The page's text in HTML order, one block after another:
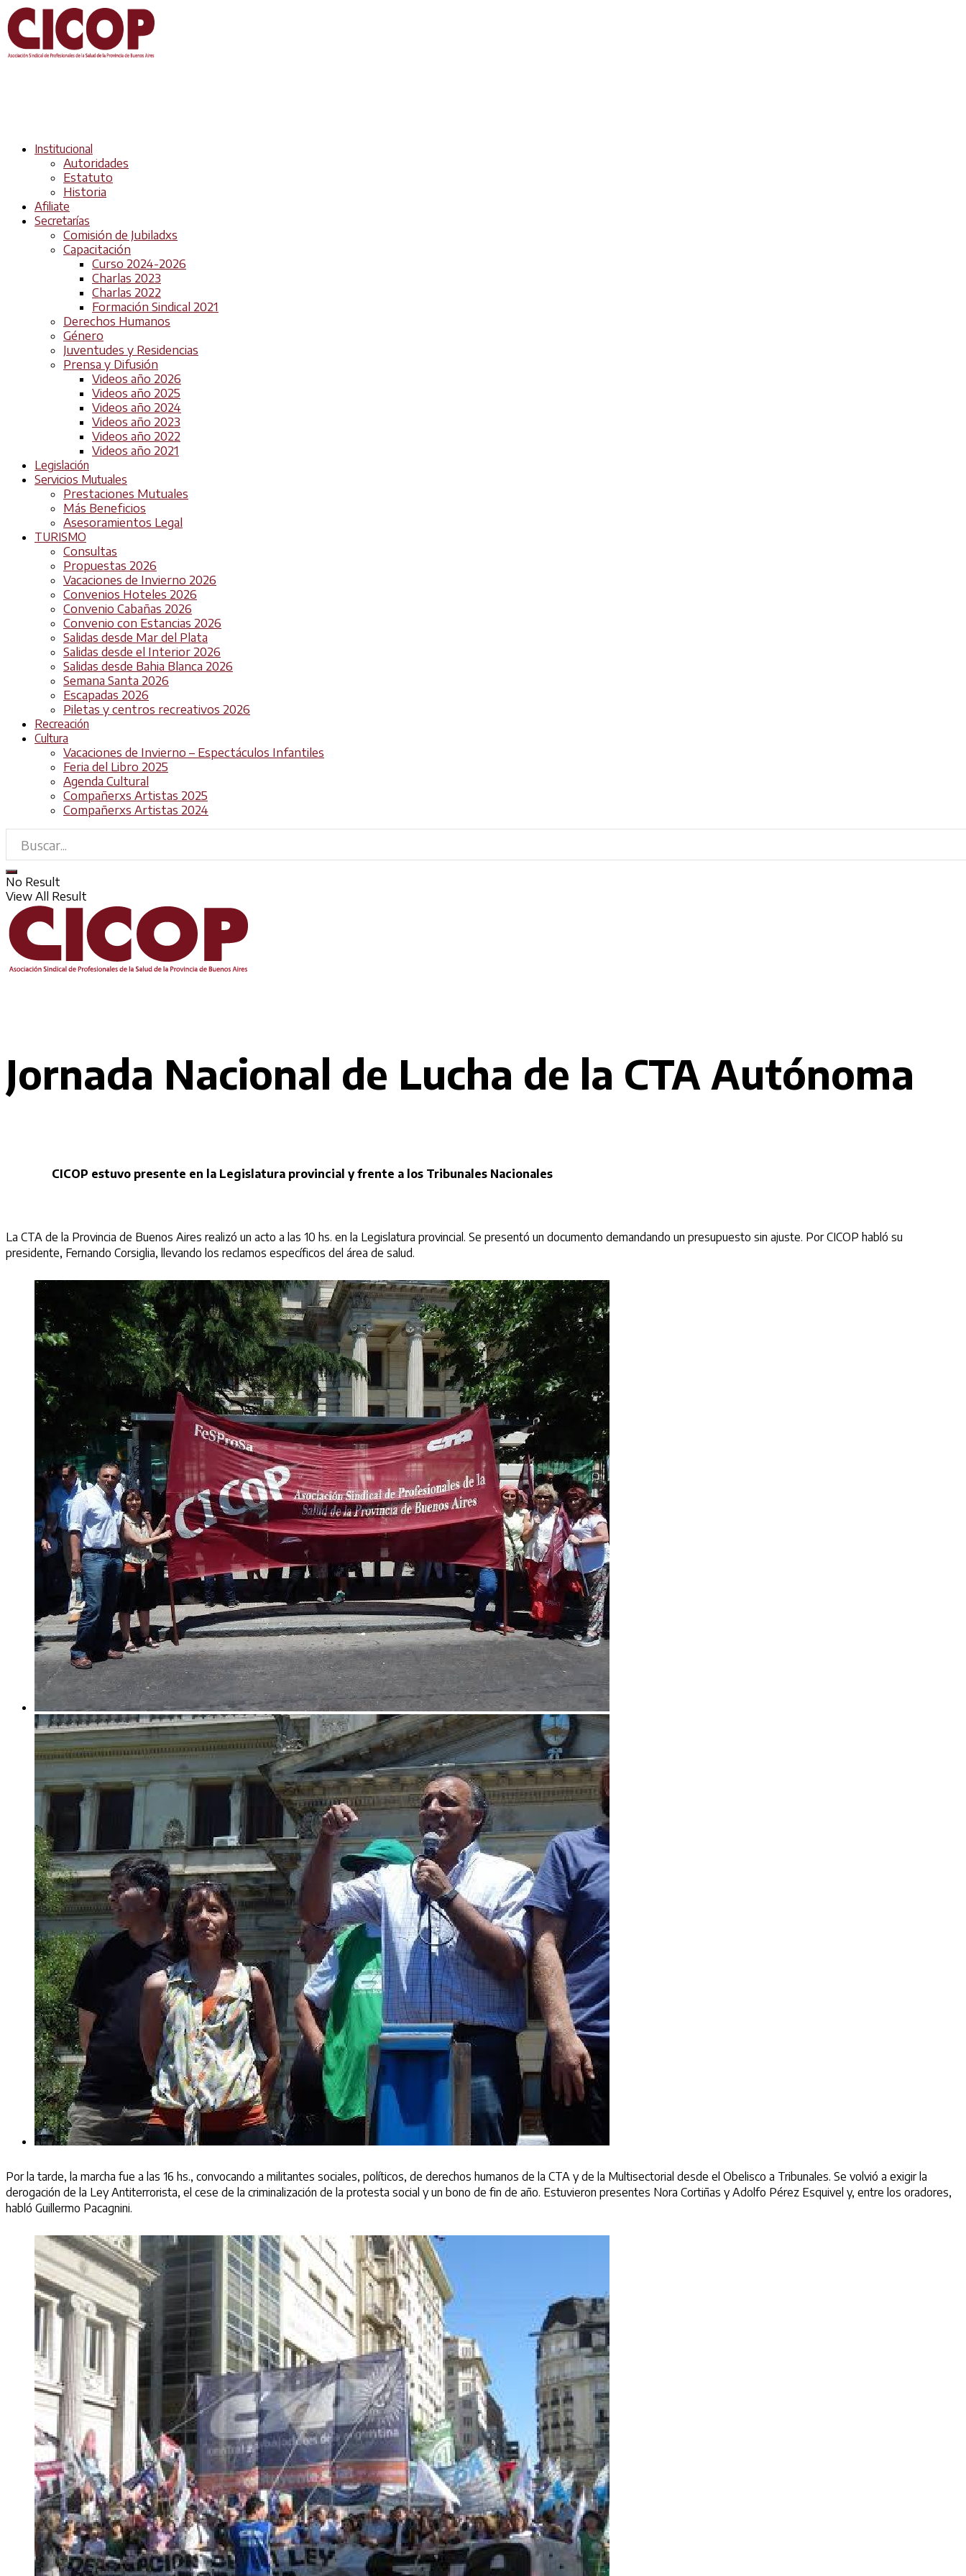
Institucional
Autoridades
Estatuto
Historia
Afiliate
Secretarías
Comisión de Jubiladxs
Capacitación
Curso 2024-2026
Charlas 2023
Charlas 2022
Formación Sindical 2021
Derechos Humanos
Género
Juventudes y Residencias
Prensa y Difusión
Videos año 2026
Videos año 2025
Videos año 2024
Videos año 2023
Videos año 2022
Videos año 2021
Legislación
Servicios Mutuales
Prestaciones Mutuales
Más Beneficios
Asesoramientos Legal
TURISMO
Consultas
Propuestas 2026
Vacaciones de Invierno 2026
Convenios Hoteles 2026
Convenio Cabañas 2026
Convenio con Estancias 2026
Salidas desde Mar del Plata
Salidas desde el Interior 2026
Salidas desde Bahia Blanca 2026
Semana Santa 2026
Escapadas 2026
Piletas y centros recreativos 2026
Recreación
Cultura
Vacaciones de Invierno – Espectáculos Infantiles
Feria del Libro 2025
Agenda Cultural
Compañerxs Artistas 2025
Compañerxs Artistas 2024
No Result
View All Result
Jornada Nacional de Lucha de la CTA Autónoma
CICOP estuvo presente en la Legislatura provincial y frente a los Tribunales Nacionales
La CTA de la Provincia de Buenos Aires realizó un acto a las 10 hs. en la Legislatura provincial. Se presentó un documento demandando un presupuesto sin ajuste. Por CICOP habló su
presidente, Fernando Corsiglia, llevando los reclamos específicos del área de salud.
Por la tarde, la marcha fue a las 16 hs., convocando a militantes sociales, políticos, de derechos humanos de la CTA y de la Multisectorial desde el Obelisco a Tribunales. Se volvió a exigir la
derogación de la Ley Antiterrorista, el cese de la criminalización de la protesta social y un bono de fin de año. Estuvieron presentes Nora Cortiñas y Adolfo Pérez Esquivel y, entre los oradores,
habló Guillermo Pacagnini.